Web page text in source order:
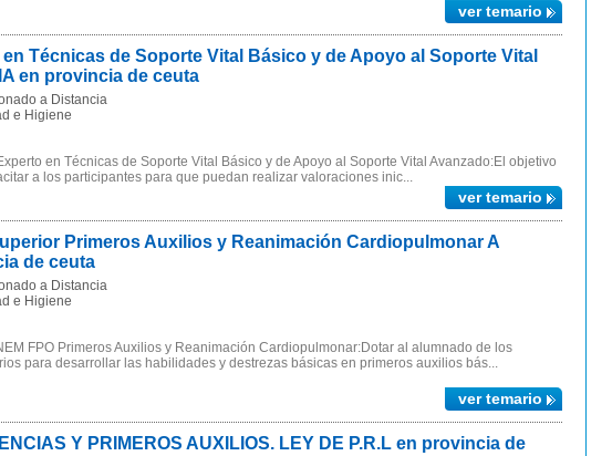
ver temario
Técnicas de Soporte Vital Básico y de Apoyo al Soporte Vital
en provincia de ceuta
a Distancia
e Higiene
en Técnicas de Soporte Vital Básico y de Apoyo al Soporte Vital Avanzado:El objetivo
a los participantes para que puedan realizar valoraciones inic...
ver temario
Primeros Auxilios y Reanimación Cardiopulmonar A
de ceuta
a Distancia
e Higiene
FPO Primeros Auxilios y Reanimación Cardiopulmonar:Dotar al alumnado de los
para desarrollar las habilidades y destrezas básicas en primeros auxilios bás...
ver temario
Y PRIMEROS AUXILIOS. LEY DE P.R.L en provincia de